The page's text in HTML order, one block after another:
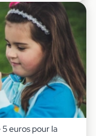
euros pour la